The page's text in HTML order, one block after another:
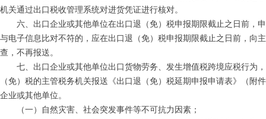
机关通过出口税收管理系统对进货凭证进行核对。
六、出口企业或其他单位在出口退（免）税申报期限截止之日前，申
与电子信息比对不符的，应在出口退（免）税申报期限截止之日前，向
查，不再报送。
七、出口企业或其他单位出口货物劳务、发生增值税跨境应税行为，
（免）税的主管税务机关报送《出口退（免）税延期申报申请表》（
企业或其他单位。
（一）自然灾害、社会突发事件等不可抗力因素；